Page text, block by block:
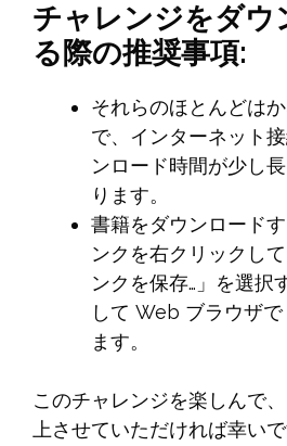
チャレンジをダウ
る際の推奨事項:
それらのほとんどは
で、インターネット
ンロード時間が少し
ります。
書籍をダウンロード
ンクを右クリックし
ンクを保存…」を選択
して Web ブラウザ
ます。
このチャレンジを楽しんで
上させていただければ幸い